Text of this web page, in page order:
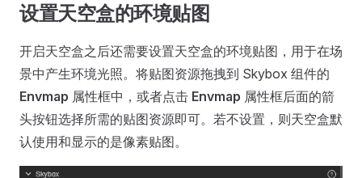
设置天空盒的环境贴图
开启天空盒之后还需要设置天空盒的环境贴图，用于在场
景中产生环境光照。将贴图资源拖拽到 Skybox 组件的
Envmap 属性框中，或者点击 Envmap 属性框后面的箭
头按钮选择所需的贴图资源即可。若不设置，则天空盒默
认使用和显示的是像素贴图。